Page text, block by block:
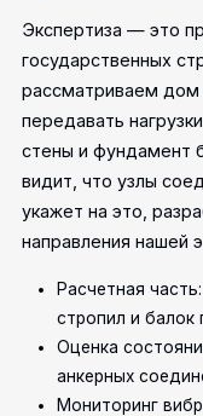
Экспертиза — это
государственных
рассматриваем
передавать
стены и фундамент
видит, что узлы
укажет на это,
направления нашей
Расчетная
стропил и балок
Оценка
анкерных
Мониторинг